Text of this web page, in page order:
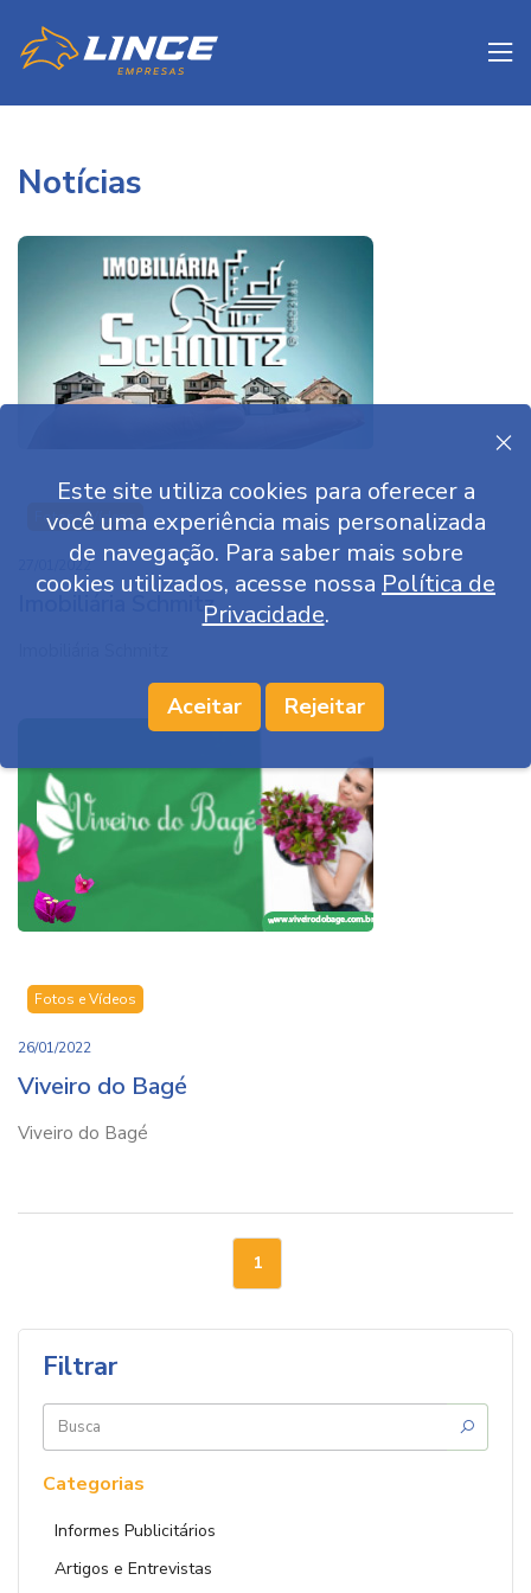
Notícias
Fotos e Vídeos
27/01/2022
Imobiliária Schmitz
Fotos e Vídeos
26/01/2022
Viveiro do Bagé
Viveiro do Bagé
1
Filtrar
Buscar
por:
Categorias
Informes Publicitários
Artigos e Entrevistas
Este site utiliza cookies para oferecer a
você uma experiência mais personalizada
de navegação. Para saber mais sobre
cookies utilizados, acesse nossa Política de
Privacidade.
Aceitar Rejeitar